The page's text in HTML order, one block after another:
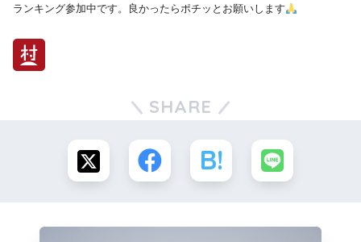
ランキング参加中です。良かったらポチッとお願いします
SHARE